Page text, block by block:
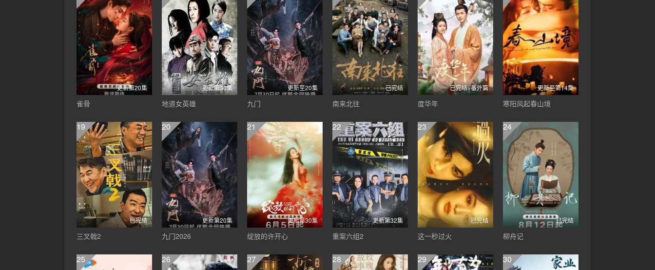
更新第20集
雀骨
更新第30集
地道女英雄
更新至20集
九门
已完结
南来北往
已完结+番外篇
度华年
更新至第14集
寒阳风起春山境
19
已完结
三叉戟2
20
更新第20集
九门2026
21
更新第30集
绽放的许开心
22
更新第32集
重案六组2
23
已完结
这一秒过火
24
已完结
柳舟记
25 26 27 28 29 30